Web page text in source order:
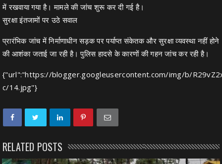
में रखवाया गया है। मामले की जांच शुरू कर दी गई है।
सुरक्षा इंतजामों पर उठे सवाल
प्रारंभिक जांच में निर्माणाधीन सड़क पर पर्याप्त संकेतक और सुरक्षा व्यवस्था नहीं होने
की आशंका जताई जा रही है। पुलिस हादसे के कारणों की गहन जांच कर रही है।
{"url":"https://blogger.googleusercontent.com/img/b/
c/14.jpg"}
RELATED POSTS